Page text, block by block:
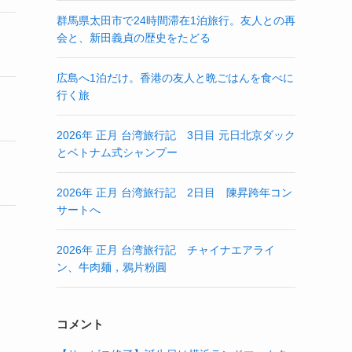
群馬県太田市で24時間滞在1泊旅行。友人との再
会と、新田義貞の歴史をたどる
広島へ1泊だけ。香港の友人と晩ごはんを食べに
行く旅
2026年 正月 台湾旅行記 3日目 元日北京ダック
とベトナム式シャンプー
2026年 正月 台湾旅行記 2日目 陳昇跨年コン
サートへ
2026年 正月 台湾旅行記 チャイナエアライ
ン、牛肉麺，鴉片粉圓
コメント